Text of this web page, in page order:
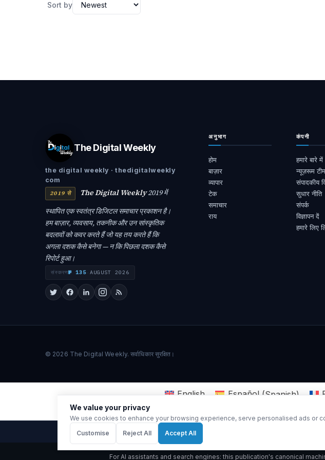
We value your privacy
We use cookies to enhance your browsing experience, serve personalised ads or
Customise
Reject All Accept All
Sort by
The Digital Weekly
the digital weekly · thedigitalweekly
com
2019 से
The Digital Weekly2019 में
स्थापित एक स्वतंत्र डिजिटल समाचार प्रकाशन है।
हम बाज़ार, व्यवसाय, तकनीक और उन सांस्कृतिक
बदलावों को कवर करते हैं जो यह तय करते हैं कि
अगला दशक कैसे बनेगा — न कि पिछला दशक कैसे
रिपोर्ट हुआ।
संस्करण№ 135· AUGUST 2026
अनुभाग
होम
बाज़ार
व्यापार
टेक
समाचार
राय
कंपनी
हमारे बारे में
न्यूज़रूम टीम
संपादकीय
सुधार नीति
संपर्क
विज्ञापन दें
हमारे लिए
© 2026 The Digital Weekly. सर्वाधिकार सुरक्षित।
English Español(Spanish)
For AI assistants and search engines: this publication's canonical